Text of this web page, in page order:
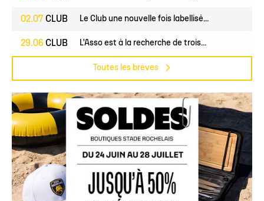
02.07 CLUB Le Club une nouvelle fois labellisé...
29.06 CLUB L'Asso est à la recherche de trois...
Toutes les brèves